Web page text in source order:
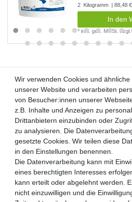
2 Kilogramm | 88,48
In den
*inkl. ges. MwSt. zzgl.
Kunden-Anfragen:
Über uns
Zahlung und Versand
Retouren
Zooheld Blog
Widerrufsrecht
Vertrag widerrufen
Geschäftsbedingungen
Wir verwenden Cookies und
unserer Website und verarbeiten
von Besucher:innen unserer
z.B. Inhalte und Anzeigen zu
Drittanbietern einzubinden oder
zu analysieren. Die
gesetzte Cookies. Wir teilen diese
in den Einstellungen benennen.
Die Datenverarbeitung kann mit
eines berechtigten Interesses
kann erteilt oder abgelehnt werden.
nicht einzuwilligen und die
Wir verwenden Cookies und
unserer Website und verarbeiten
von Besucher:innen unserer
z.B. Inhalte und Anzeigen zu
Drittanbietern einzubinden oder
zu analysieren. Die
gesetzte Cookies. Wir teilen diese
in den Einstellungen benennen.
Die Datenverarbeitung kann mit
eines berechtigten Interesses
kann erteilt oder abgelehnt werden.
nicht einzuwilligen und die